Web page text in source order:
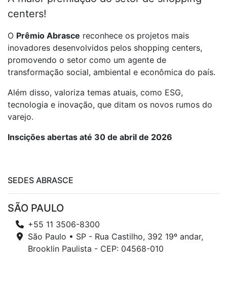
centers!
O Prêmio Abrasce reconhece os projetos mais
inovadores desenvolvidos pelos shopping centers,
promovendo o setor como um agente de
transformação social, ambiental e econômica do país.
Além disso, valoriza temas atuais, como ESG,
tecnologia e inovação, que ditam os novos rumos do
varejo.
Inscições abertas até 30 de abril de 2026
SEDES ABRASCE
SÃO PAULO
+55 11 3506-8300
São Paulo • SP - Rua Castilho, 392 19º andar,
Brooklin Paulista - CEP: 04568-010